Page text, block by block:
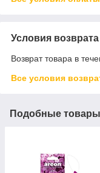
Условия возврата
Возврат товара в
Все условия
Подобные